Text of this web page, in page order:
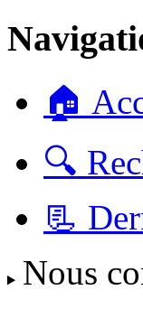
🏠
🔍
📃
Nous